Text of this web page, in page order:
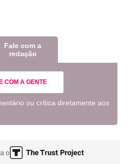
Fale com a
redação
COM A GENTE
ou crítica diretamente aos
o